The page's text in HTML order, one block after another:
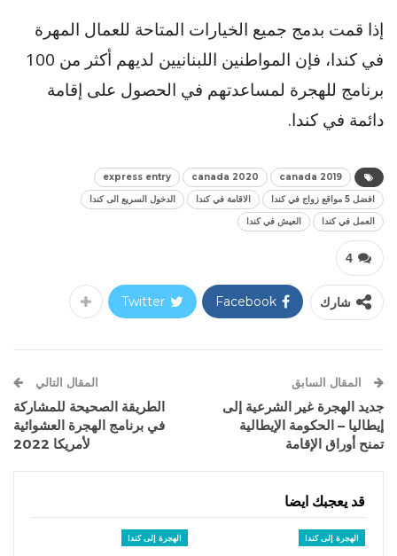
إذا قمت بدمج جميع الخيارات المتاحة للعمال المهرة
في كندا، فإن المواطنين اللبنانيين لديهم أكثر من 100
برنامج للهجرة لمساعدتهم في الحصول على إقامة
دائمة في كندا.
canada 2019
canada 2020
express entry
افضل 5 مواقع زواج في كندا
الاقامة في كندا
الدخول السريع الى كندا
العمل في كندا
العيش في كندا
4
شارك Facebook
Twitter
المقال السابق
جديد الهجرة غير الشرعية إلى
إيطاليا – الحكومة الإيطالية
تمنح أوراق الإقامة
المقال التالي
الطريقة الصحيحة للمشاركة
في برنامج الهجرة العشوائية
لأمريكا 2022
قد يعجبك ايضا
الهجرة إلى كندا الهجرة إلى كندا